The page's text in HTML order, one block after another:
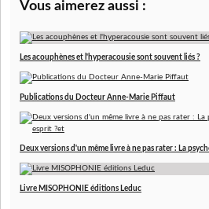
Vous aimerez aussi :
Les acouphènes et l'hyperacousie sont souvent liés ?
Publications du Docteur Anne-Marie Piffaut
Deux versions d'un même livre à ne pas rater : La
Livre MISOPHONIE éditions Leduc